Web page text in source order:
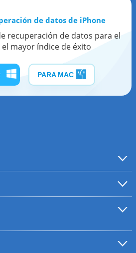
de datos de iPhone
recuperación de datos para el
mayor índice de éxito
PARA MAC